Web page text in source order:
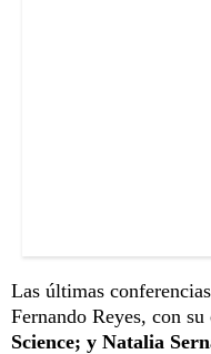
Las últimas
Fernando Reyes, con su
Science; y Natalia